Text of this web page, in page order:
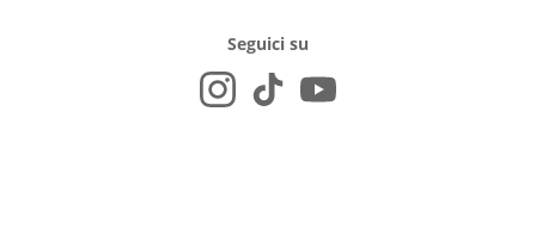
Seguici su